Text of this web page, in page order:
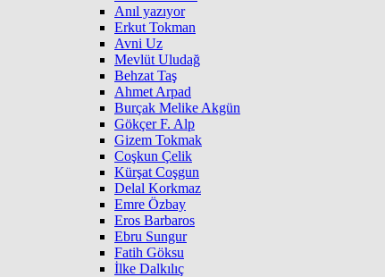
Anıl yazıyor
Erkut Tokman
Avni Uz
Mevlüt Uludağ
Behzat Taş
Ahmet Arpad
Burçak Melike Akgün
Gökçer F. Alp
Gizem Tokmak
Coşkun Çelik
Kürşat Coşgun
Delal Korkmaz
Emre Özbay
Eros Barbaros
Ebru Sungur
Fatih Göksu
İlke Dalkılıç